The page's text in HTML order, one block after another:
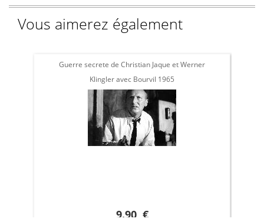
Vous aimerez également
Guerre secrete de Christian Jaque et Werner
Klingler avec Bourvil 1965
9.90 €